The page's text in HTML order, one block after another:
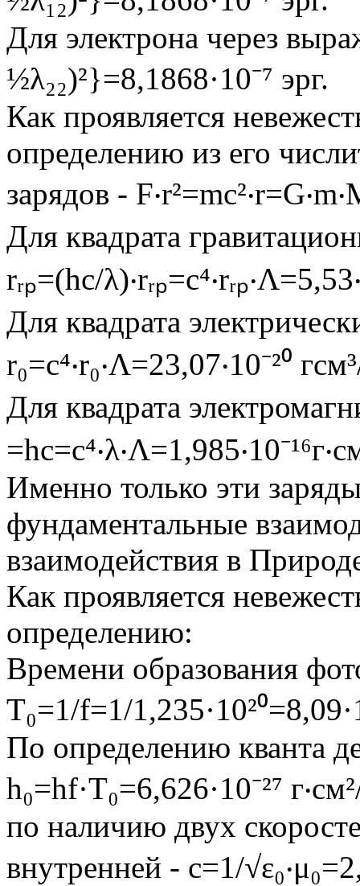
Для электрона через
½λ₂₂)²}=8,1868·10⁻⁷ эрг.
Как проявляется
определению из его
зарядов -
Для квадрата
rᵣₚ=(hc/
Для квадрата
r₀=c⁴‧r₀‧Λ=23,07‧10⁻²⁰
Для квадрата
Именно только эти
фундаментальные
взаимодействия в
Как проявляется
определению:
Времени образования
T₀=1/f=1/
По определению кванта
h₀=hf·Т₀=6,626·10⁻²⁷
по наличию двух
внутренней - с=1/